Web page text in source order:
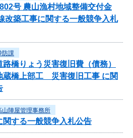
号 農山漁村地域整備交付金
改築工事に関する一般競争入札
防課
橋りょう災害復旧費（債務）
蔵橋上部工 災害復旧工事 に関
山陣屋管理事務所
する一般競争入札公告